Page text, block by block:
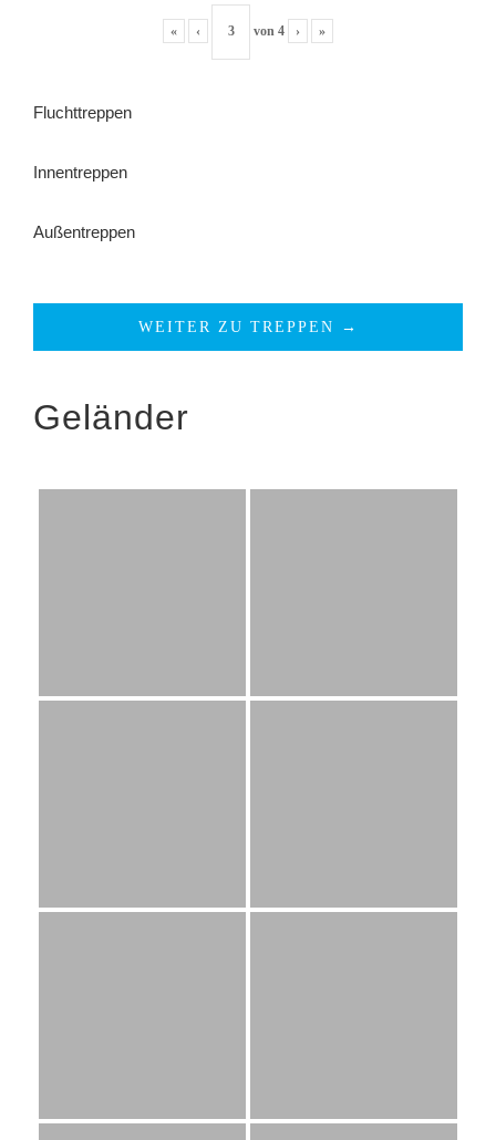
« ‹ von 4 › »
Fluchttreppen
Innentreppen
Außentreppen
WEITER ZU TREPPEN →
Geländer